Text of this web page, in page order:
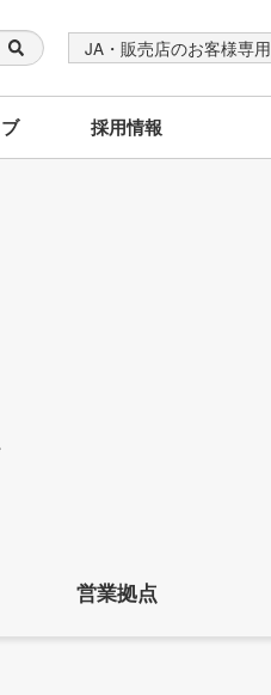
JA・販売店のお客様専用
採用情報
営業拠点